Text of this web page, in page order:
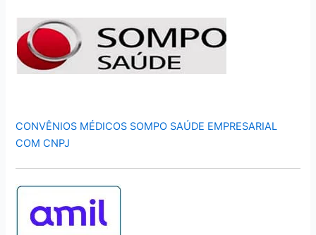
CONVÊNIOS MÉDICOS SOMPO SAÚDE EMPRESARIAL
COM CNPJ